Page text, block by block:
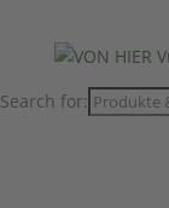
Search for: